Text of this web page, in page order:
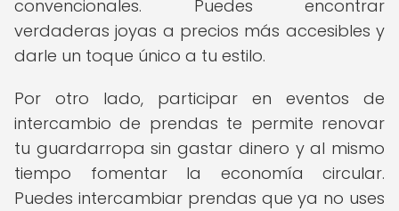
convencionales. Puedes encontrar
verdaderas joyas a precios más accesibles y
darle un toque único a tu estilo.
Por otro lado, participar en eventos de
intercambio de prendas te permite renovar
tu guardarropa sin gastar dinero y al mismo
tiempo fomentar la economía circular.
Puedes intercambiar prendas que ya no uses